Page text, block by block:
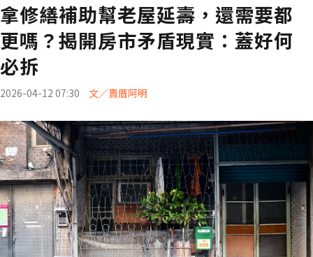
拿修繕補助幫老屋延壽，還需要都
更嗎？揭開房市矛盾現實：蓋好何
必拆
2026-04-12 07:30 文／賣厝阿明